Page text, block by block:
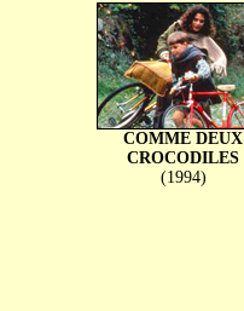
COMME DEUX
CROCODILES
(1994)